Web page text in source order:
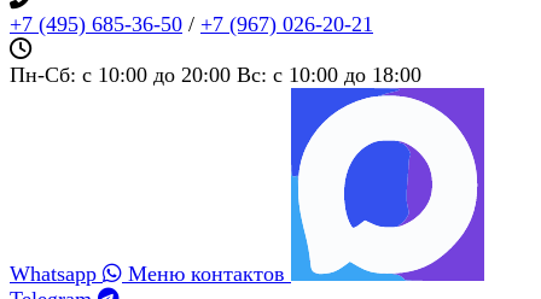
+7 (495) 685‑36‑50 / +7 (967) 026‑20‑21
Пн-Сб: c 10:00 до 20:00 Вс: c 10:00 до 18:00
Whatsapp
Меню контактов